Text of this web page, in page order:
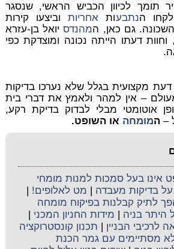
תומך לכיוון הכביש הראשי, שנסגר
הנתבעות אחריותוביצעו קירות
גם כאן, המהנדסיואל בן-עזרא
דעתו הייתה נכונה ומוצדקת כפי
מקצועית בגלל שלא נערכו בדיקות
– אין למהר ולאמץ את דברי בית
אוטומטי מבלי לבדוק בדיקת רקע,
– המומחה או השופט.
אינו בעל סמכות למנות מומחי
על בדיקות מעבדה
מט לאלופים!
לתיק קבלנות בפיקוח מומחה
היתר בניה מידות החניון המכני
לרכיבי הבניין
תכנון קונסטרוקציה
מסתיימים עם גמר הכנת